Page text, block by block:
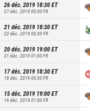
26 déc. 2019 18:30ET
27 déc. 2019 00:30FR
21 déc. 2019 18:30ET
22 déc. 2019 00:30FR
20 déc. 2019 19:00ET
21 déc. 2019 01:00FR
17 déc. 2019 18:30ET
18 déc. 2019 00:30FR
15 déc. 2019 19:00ET
16 déc. 2019 01:00FR